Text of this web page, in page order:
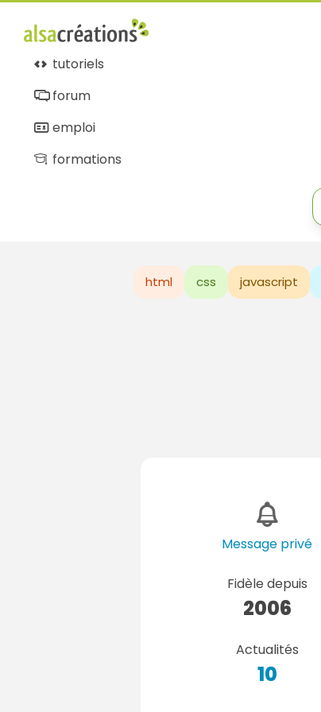
tutoriels
forum
emploi
formations
html css javascript
Message privé
Fidèle depuis
2006
Actualités
10